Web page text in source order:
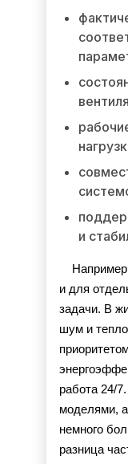
и
и для
задачи. В
шум и
работа 24/
моделями,
немного
разница